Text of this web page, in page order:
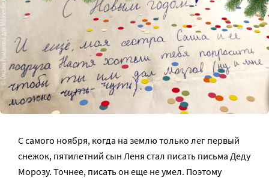
С самого ноября, когда на землю только лег первый
снежок, пятилетний сын Леня стал писать письма Деду
Морозу. Точнее, писать он еще не умел. Поэтому